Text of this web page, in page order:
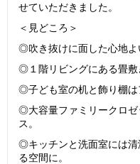
せていただきました。
＜見どころ＞
◎吹き抜けに面した心地よ
◎１階リビングにある畳敷
◎子ども室の机と飾り棚は
◎大容量ファミリークロゼ
ス。
◎キッチンと洗面室には清
る空間に。